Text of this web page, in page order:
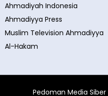
Ahmadiyah Indonesia
Ahmadiyya Press
Muslim Television Ahmadiyya
Al-Hakam
Pedoman Media Siber